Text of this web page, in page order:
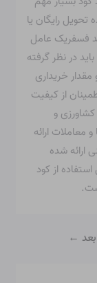
رایگان یا
فسفریک عامل
در نظر گرفته
خریداری
از کیفیت
و
ارائه
ارائه شده
از کود
←